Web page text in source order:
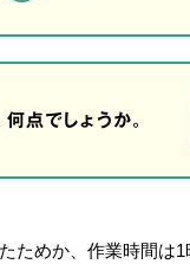
点でしょうか。
ためか、作業時間は1